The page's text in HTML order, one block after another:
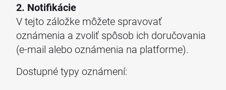
2. Notifikácie
V tejto záložke môžete spravovať
oznámenia a zvoliť spôsob ich doručovania
(e-mail alebo oznámenia na platforme).
Dostupné typy oznámení: